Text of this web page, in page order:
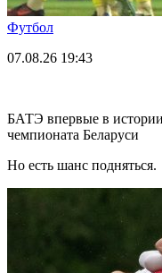
Футбол
07.08.26 19:43
БАТЭ впервые в истории
чемпионата Беларуси
Но есть шанс подняться.